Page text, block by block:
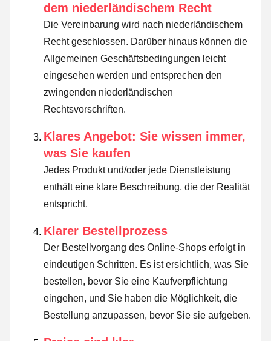
dem niederländischem Recht
Die Vereinbarung wird nach niederländischem
Recht geschlossen. Darüber hinaus können die
Allgemeinen Geschäftsbedingungen leicht
eingesehen werden und entsprechen den
zwingenden niederländischen
Rechtsvorschriften.
Klares Angebot: Sie wissen immer,
was Sie kaufen
Jedes Produkt und/oder jede Dienstleistung
enthält eine klare Beschreibung, die der Realität
entspricht.
Klarer Bestellprozess
Der Bestellvorgang des Online-Shops erfolgt in
eindeutigen Schritten. Es ist ersichtlich, was Sie
bestellen, bevor Sie eine Kaufverpflichtung
eingehen, und Sie haben die Möglichkeit, die
Bestellung anzupassen, bevor Sie sie aufgeben.